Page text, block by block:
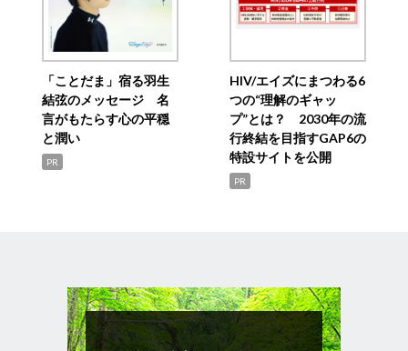
「ことだま」宿る羽生
結弦のメッセージ 名
言がもたらす心の平穏
と潤い
PR
HIV/エイズにまつわる6
つの“理解のギャッ
プ”とは？ 2030年の流
行終結を目指すGAP6の
特設サイトを公開
PR